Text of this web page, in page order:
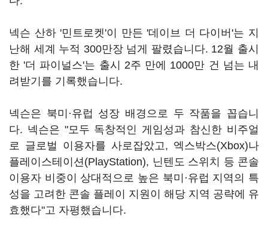
넥슨 산하 '민트로켓'이 만든 '데이브 더 다이버'는 지
난해 세계 누적 300만장 넘게 팔렸습니다. 12월 출시
한 '더 파이널스'는 출시 2주 만에 1000만 건 넘는 내
려받기를 기록했습니다.
넥슨은 북미·유럽 성장 배경으로 두 작품을 꼽습니
다. 넥슨은 "모두 독창적인 게임성과 참신한 비주얼
로 글로벌 이용자를 사로잡았고, 엑스박스(Xbox)나
플레이스테이션(PlayStation), 닌텐도 스위치 등 콘솔
이용자 비중이 상대적으로 높은 북미·유럽 지역의 특
성을 고려한 콘솔 플레이 지원이 해당 지역 공략에 유
효했다"고 자평했습니다.